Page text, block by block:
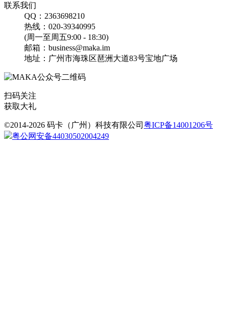
复活节蛋糕甜品美食促销
海报
找相似
文章长图
联系我们
QQ：2363698210
热线：020-39340995
(周一至周五9:00 - 18:30)
邮箱：business@maka.im
地址：广州市海珠区琶洲大道83号宝地广场
扫码关注
获取大礼
©2014-2026 码卡（广州）科技有限公司 粤ICP备14001206号
粤公网安备44030502004249